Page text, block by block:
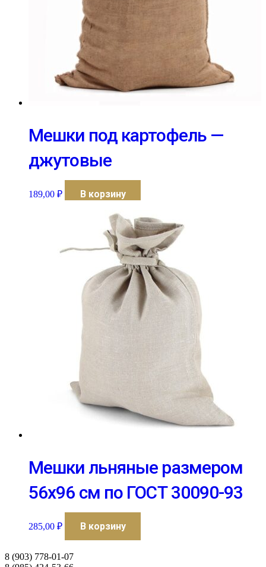
Мешки под картофель —
джутовые
189,00 ₽ В корзину
Мешки льняные размером
56х96 см по ГОСТ 30090-93
285,00 ₽ В корзину
8 (903) 778-01-07